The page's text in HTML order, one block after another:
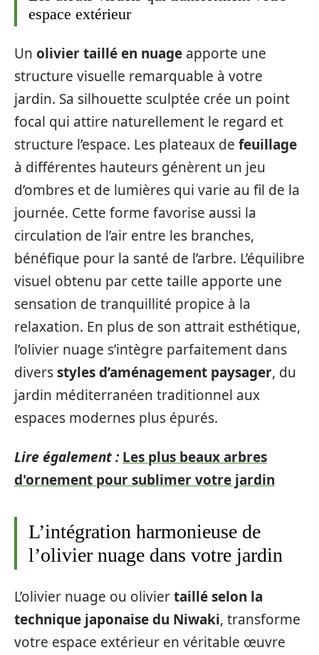
espace extérieur
Un olivier taillé en nuage apporte une
structure visuelle remarquable à votre
jardin. Sa silhouette sculptée crée un point
focal qui attire naturellement le regard et
structure l’espace. Les plateaux de feuillage
à différentes hauteurs génèrent un jeu
d’ombres et de lumières qui varie au fil de la
journée. Cette forme favorise aussi la
circulation de l’air entre les branches,
bénéfique pour la santé de l’arbre. L’équilibre
visuel obtenu par cette taille apporte une
sensation de tranquillité propice à la
relaxation. En plus de son attrait esthétique,
l’olivier nuage s’intègre parfaitement dans
diversstyles d’aménagement paysager, du
jardin méditerranéen traditionnel aux
espaces modernes plus épurés.
Lire également : Les plus beaux arbres
d'ornement pour sublimer votre jardin
L’intégration harmonieuse de
l’olivier nuage dans votre jardin
L’olivier nuage ou oliviertaillé selon la
technique japonaise du Niwaki, transforme
votre espace extérieur en véritable œuvre